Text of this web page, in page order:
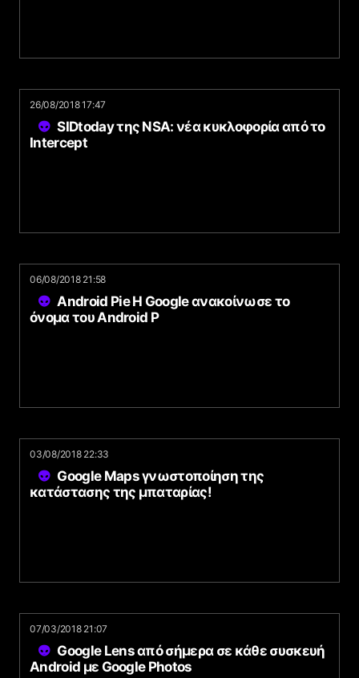
26/08/2018 17:47
SIDtoday της NSA: νέα κυκλοφορία από το
Intercept
06/08/2018 21:58
Android Pie Η Google ανακοίνωσε το
όνομα του Android P
03/08/2018 22:33
Google Maps γνωστοποίηση της
κατάστασης της μπαταρίας!
07/03/2018 21:07
Google Lens από σήμερα σε κάθε συσκευή
Android με Google Photos